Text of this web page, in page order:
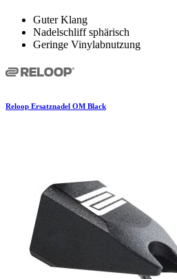
Guter Klang
Nadelschliff sphärisch
Geringe Vinylabnutzung
Reloop Ersatznadel OM Black